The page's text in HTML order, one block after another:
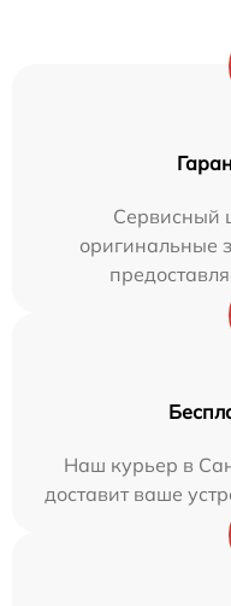
Сервисный
оригинальные
Наш курьер в
доставит ваше